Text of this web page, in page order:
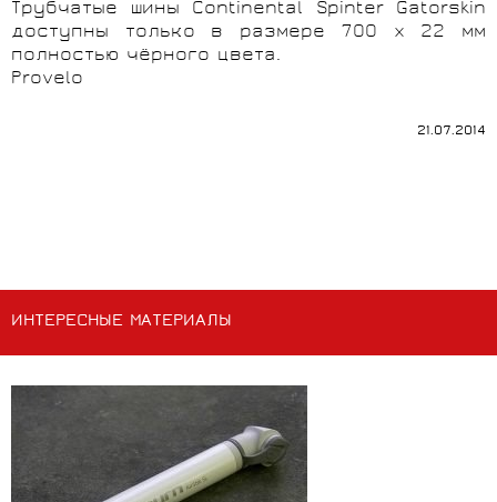
Трубчатые шины Continental Spinter Gatorskin
доступны только в размере 700 x 22 мм
полностью чёрного цвета.
Provelo
21.07.2014
ИНТЕРЕСНЫЕ МАТЕРИАЛЫ